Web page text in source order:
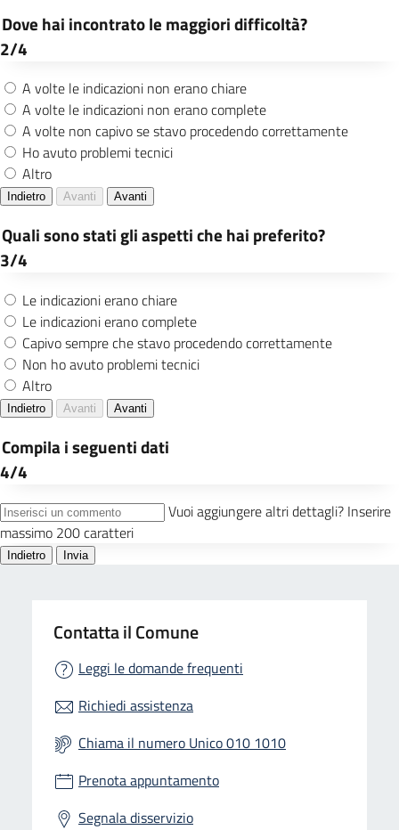
Contatta il Comune
Leggi le domande frequenti
Richiedi assistenza
Chiama il numero Unico 010 1010
Prenota appuntamento
Segnala disservizio